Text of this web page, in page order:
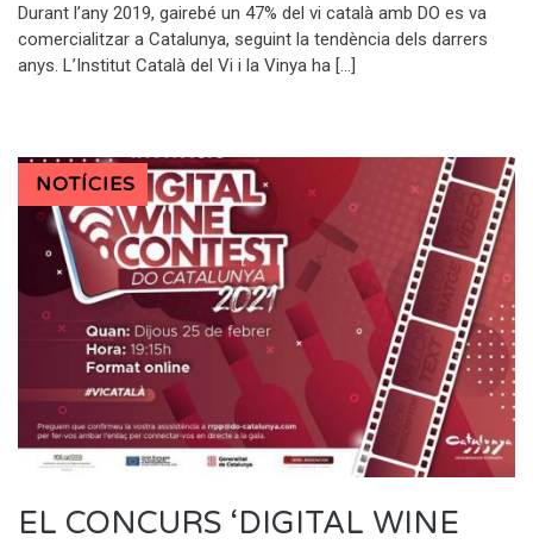
Durant l’any 2019, gairebé un 47% del vi català amb DO es va
comercialitzar a Catalunya, seguint la tendència dels darrers
anys. L’Institut Català del Vi i la Vinya ha […]
NOTÍCIES
EL CONCURS ‘DIGITAL WINE